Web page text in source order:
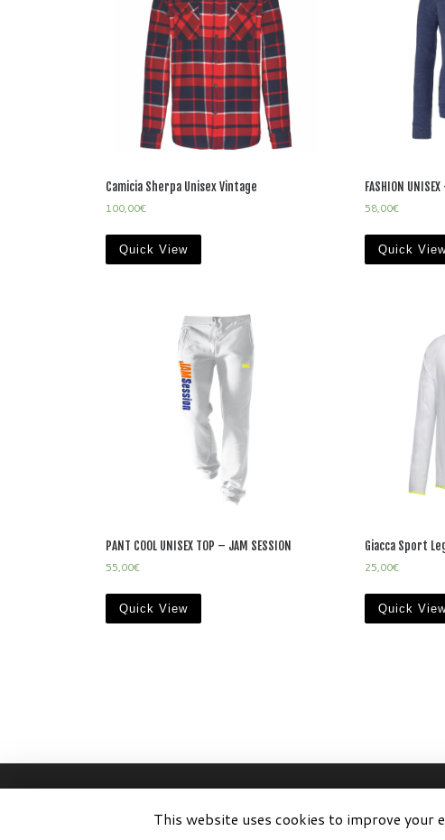
Camicia Sherpa Unisex Vintage
100,00€
Quick View
FASHION
58,00€
Quick
PANT COOL UNISEX TOP – JAM SESSION
55,00€
Quick View
Giacca Sport
25,00€
Quick
© 2026 SportisCrew by Xeribel P.iva 11448380011 –
Creato da xeribel.com
This website uses cookies to improve